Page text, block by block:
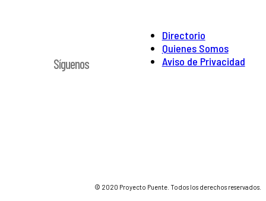
Directorio
Quienes Somos
Aviso de Privacidad
Síguenos
© 2020 Proyecto Puente. Todos los derechos reservados.